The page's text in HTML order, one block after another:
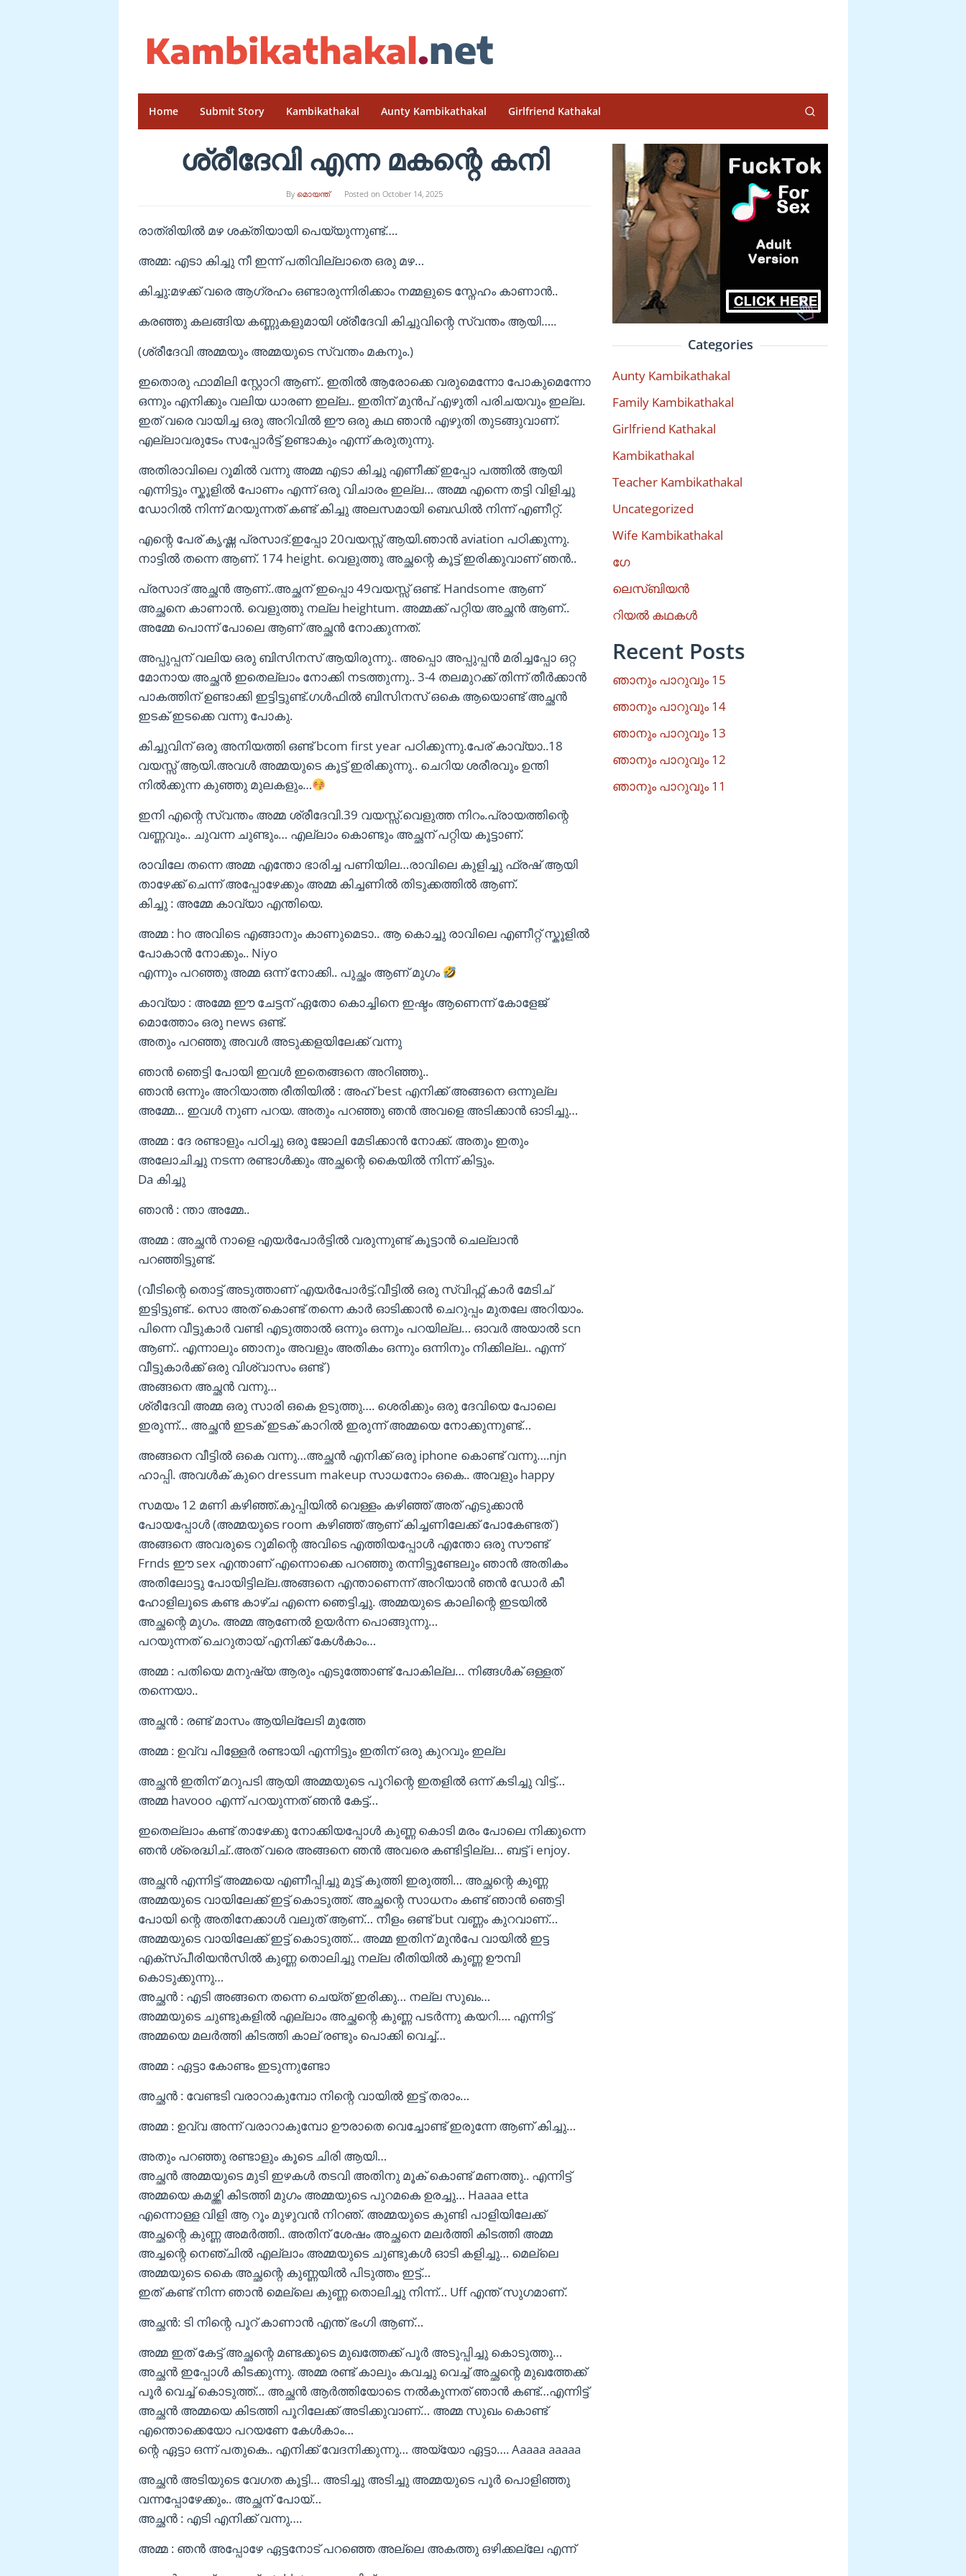
content
Home Submit Story Kambikathakal Aunty Kambikathakal Girlfriend Kathakal
ശ്രീദേവി എന്ന മകന്റെ കനി
By മൊയന്ത്‌ Posted on October 14, 2025
രാത്രിയിൽ മഴ ശക്തിയായി പെയ്യുന്നുണ്ട്….
അമ്മ: എടാ കിച്ചു നീ ഇന്ന് പതിവില്ലാതെ ഒരു മഴ…
കിച്ചു:മഴക്ക് വരെ ആഗ്രഹം ഒണ്ടാരുന്നിരിക്കാം നമ്മളുടെ സ്നേഹം കാണാൻ..
കരഞ്ഞു കലങ്ങിയ കണ്ണുകളുമായി ശ്രീദേവി കിച്ചുവിന്റെ സ്വന്തം ആയി…..
(ശ്രീദേവി അമ്മയും അമ്മയുടെ സ്വന്തം മകനും.)
ഇതൊരു ഫാമിലി സ്റ്റോറി ആണ്.. ഇതിൽ ആരോക്കെ വരുമെന്നോ പോകുമെന്നോ
ഒന്നും എനിക്കും വലിയ ധാരണ ഇല്ല.. ഇതിന് മുൻപ് എഴുതി പരിചയവും ഇല്ല.
ഇത് വരെ വായിച്ച ഒരു അറിവിൽ ഈ ഒരു കഥ ഞാൻ എഴുതി തുടങ്ങുവാണ്.
എല്ലാവരുടേം സപ്പോർട്ട് ഉണ്ടാകും എന്ന് കരുതുന്നു.
അതിരാവിലെ റൂമിൽ വന്നു അമ്മ എടാ കിച്ചു എണീക്ക് ഇപ്പോ പത്തിൽ ആയി
എന്നിട്ടും സ്കൂളിൽ പോണം എന്ന് ഒരു വിചാരം ഇല്ല… അമ്മ എന്നെ തട്ടി വിളിച്ചു
ഡോറിൽ നിന്ന് മറയുന്നത് കണ്ട് കിച്ചു അലസമായി ബെഡിൽ നിന്ന് എണീറ്റ്.
എന്റെ പേര് കൃഷ്ണ പ്രസാദ്.ഇപ്പോ 20വയസ്സ് ആയി.ഞാൻ aviation പഠിക്കുന്നു.
നാട്ടിൽ തന്നെ ആണ്. 174 height. വെളുത്തു അച്ഛന്റെ കൂട്ട് ഇരിക്കുവാണ് ഞൻ..
പ്രസാദ്‌ അച്ഛൻ ആണ്..അച്ഛന് ഇപ്പൊ 49വയസ്സ് ഒണ്ട്. Handsome ആണ്
അച്ഛനെ കാണാൻ. വെളുത്തു നല്ല heightum. അമ്മക്ക് പറ്റിയ അച്ഛൻ ആണ്..
അമ്മേ പൊന്ന് പോലെ ആണ് അച്ഛൻ നോക്കുന്നത്.
അപ്പുപ്പന് വലിയ ഒരു ബിസിനസ് ആയിരുന്നു.. അപ്പൊ അപ്പുപ്പൻ മരിച്ചപ്പോ ഒറ്റ
മോനായ അച്ഛൻ ഇതെല്ലാം നോക്കി നടത്തുന്നു.. 3-4 തലമുറക്ക് തിന്ന് തീർക്കാൻ
പാകത്തിന് ഉണ്ടാക്കി ഇട്ടിട്ടുണ്ട്.ഗൾഫിൽ ബിസിനസ് ഒകെ ആയൊണ്ട് അച്ഛൻ
ഇടക് ഇടക്കെ വന്നു പോകു.
കിച്ചുവിന് ഒരു അനിയത്തി ഒണ്ട് bcom first year പഠിക്കുന്നു.പേര് കാവ്യാ..18
വയസ്സ് ആയി.അവൾ അമ്മയുടെ കൂട്ട് ഇരിക്കുന്നു.. ചെറിയ ശരീരവും ഉന്തി
നിൽക്കുന്ന കുഞ്ഞു മുലകളും…
ഇനി എന്റെ സ്വന്തം അമ്മ ശ്രീദേവി.39 വയസ്സ്.വെളുത്ത നിറം.പ്രായത്തിന്റെ
വണ്ണവും.. ചുവന്ന ചുണ്ടും… എല്ലാം കൊണ്ടും അച്ഛന് പറ്റിയ കൂട്ടാണ്.
രാവിലേ തന്നെ അമ്മ എന്തോ ഭാരിച്ച പണിയില…രാവിലെ കുളിച്ചു ഫ്രഷ് ആയി
താഴേക്ക് ചെന്ന് അപ്പോഴേക്കും അമ്മ കിച്ചണിൽ തിടുക്കത്തിൽ ആണ്.
കിച്ചു : അമ്മേ കാവ്യാ എന്തിയെ.
അമ്മ : ho അവിടെ എങ്ങാനും കാണുമെടാ.. ആ കൊച്ചു രാവിലെ എണീറ്റ് സ്കൂളിൽ
പോകാൻ നോക്കും.. Niyo
എന്നും പറഞ്ഞു അമ്മ ഒന്ന് നോക്കി.. പുച്ഛം ആണ് മുഗം
കാവ്യാ : അമ്മേ ഈ ചേട്ടന് ഏതോ കൊച്ചിനെ ഇഷ്ടം ആണെന്ന് കോളേജ്
മൊത്തോം ഒരു news ഒണ്ട്.
അതും പറഞ്ഞു അവൾ അടുക്കളയിലേക്ക് വന്നു
ഞാൻ ഞെട്ടി പോയി ഇവൾ ഇതെങ്ങനെ അറിഞ്ഞു..
ഞാൻ ഒന്നും അറിയാത്ത രീതിയിൽ : അഹ് best എനിക്ക് അങ്ങനെ ഒന്നുല്ല
അമ്മേ… ഇവൾ നുണ പറയ. അതും പറഞ്ഞു ഞൻ അവളെ അടിക്കാൻ ഓടിച്ചു…
അമ്മ : ദേ രണ്ടാളും പഠിച്ചു ഒരു ജോലി മേടിക്കാൻ നോക്ക്. അതും ഇതും
അലോചിച്ചു നടന്ന രണ്ടാൾക്കും അച്ഛന്റെ കൈയിൽ നിന്ന് കിട്ടും.
Da കിച്ചു
ഞാൻ : ന്താ അമ്മേ..
അമ്മ : അച്ഛൻ നാളെ എയർപോർട്ടിൽ വരുന്നുണ്ട് കൂട്ടാൻ ചെല്ലാൻ
പറഞ്ഞിട്ടുണ്ട്.
(വീടിന്റെ തൊട്ട് അടുത്താണ് എയർപോർട്ട്.വീട്ടിൽ ഒരു സ്വിഫ്റ്റ് കാർ മേടിച്
ഇട്ടിട്ടുണ്ട്.. സൊ അത് കൊണ്ട് തന്നെ കാർ ഓടിക്കാൻ ചെറുപ്പം മുതലേ അറിയാം.
പിന്നെ വീട്ടുകാർ വണ്ടി എടുത്താൽ ഒന്നും ഒന്നും പറയില്ല… ഓവർ അയാൽ scn
ആണ്.. എന്നാലും ഞാനും അവളും അതികം ഒന്നും ഒന്നിനും നിക്കില്ല.. എന്ന്
വീട്ടുകാർക്ക് ഒരു വിശ്വാസം ഒണ്ട് )
അങ്ങനെ അച്ഛൻ വന്നു…
ശ്രീദേവി അമ്മ ഒരു സാരി ഒകെ ഉടുത്തു…. ശെരിക്കും ഒരു ദേവിയെ പോലെ
ഇരുന്ന്… അച്ഛൻ ഇടക് ഇടക് കാറിൽ ഇരുന്ന് അമ്മയെ നോക്കുന്നുണ്ട്…
അങ്ങനെ വീട്ടിൽ ഒകെ വന്നു…അച്ഛൻ എനിക്ക് ഒരു iphone കൊണ്ട് വന്നു….njn
ഹാപ്പി. അവൾക് കുറെ dressum makeup സാധനോം ഒകെ.. അവളും happy
സമയം 12 മണി കഴിഞ്ഞ്.കുപ്പിയിൽ വെള്ളം കഴിഞ്ഞ് അത് എടുക്കാൻ
പോയപ്പോൾ (അമ്മയുടെ room കഴിഞ്ഞ് ആണ് കിച്ചണിലേക്ക് പോകേണ്ടത് )
അങ്ങനെ അവരുടെ റൂമിന്റെ അവിടെ എത്തിയപ്പോൾ എന്തോ ഒരു സൗണ്ട്
Frnds ഈ sex എന്താണ് എന്നൊക്കെ പറഞ്ഞു തന്നിട്ടുണ്ടേലും ഞാൻ അതികം
അതിലോട്ടു പോയിട്ടില്ല.അങ്ങനെ എന്താണെന്ന് അറിയാൻ ഞൻ ഡോർ കീ
ഹോളിലൂടെ കണ്ട കാഴ്ച എന്നെ ഞെട്ടിച്ചു. അമ്മയുടെ കാലിന്റെ ഇടയിൽ
അച്ഛന്റെ മുഗം. അമ്മ ആണേൽ ഉയർന്ന പൊങ്ങുന്നു…
പറയുന്നത് ചെറുതായ് എനിക്ക് കേൾകാം…
അമ്മ : പതിയെ മനുഷ്യ ആരും എടുത്തോണ്ട് പോകില്ല… നിങ്ങൾക് ഒള്ളത്
തന്നെയാ..
അച്ഛൻ : രണ്ട് മാസം ആയില്ലേടി മുത്തേ
അമ്മ : ഉവ്വ പിള്ളേർ രണ്ടായി എന്നിട്ടും ഇതിന് ഒരു കുറവും ഇല്ല
അച്ഛൻ ഇതിന് മറുപടി ആയി അമ്മയുടെ പൂറിന്റെ ഇതളിൽ ഒന്ന് കടിച്ചു വിട്ട്…
അമ്മ havooo എന്ന് പറയുന്നത് ഞൻ കേട്ട്…
ഇതെല്ലാം കണ്ട് താഴേക്കു നോക്കിയപ്പോൾ കുണ്ണ കൊടി മരം പോലെ നിക്കുന്നെ
ഞൻ ശ്രെദ്ധിച്..അത് വരെ അങ്ങനെ ഞൻ അവരെ കണ്ടിട്ടില്ല… ബട്ട്‌ i enjoy.
അച്ഛൻ എന്നിട്ട് അമ്മയെ എണീപ്പിച്ചു മുട്ട് കുത്തി ഇരുത്തി… അച്ഛന്റെ കുണ്ണ
അമ്മയുടെ വായിലേക്ക് ഇട്ട് കൊടുത്ത്. അച്ഛന്റെ സാധനം കണ്ട് ഞാൻ ഞെട്ടി
പോയി ന്റെ അതിനേക്കാൾ വലുത് ആണ്… നീളം ഒണ്ട് but വണ്ണം കുറവാണ്…
അമ്മയുടെ വായിലേക്ക് ഇട്ട് കൊടുത്ത്… അമ്മ ഇതിന് മുൻപേ വായിൽ ഇട്ട
എക്സ്പീരിയൻസിൽ കുണ്ണ തൊലിച്ചു നല്ല രീതിയിൽ കുണ്ണ ഊമ്പി
കൊടുക്കുന്നു…
അച്ഛൻ : എടി അങ്ങനെ തന്നെ ചെയ്ത് ഇരിക്കു… നല്ല സുഖം…
അമ്മയുടെ ചുണ്ടുകളിൽ എല്ലാം അച്ഛന്റെ കുണ്ണ പടർന്നു കയറി…. എന്നിട്ട്
അമ്മയെ മലർത്തി കിടത്തി കാല് രണ്ടും പൊക്കി വെച്ച്…
അമ്മ : ഏട്ടാ കോണ്ടം ഇടുന്നുണ്ടോ
അച്ഛൻ : വേണ്ടടി വരാറാകുമ്പോ നിന്റെ വായിൽ ഇട്ട് തരാം…
അമ്മ : ഉവ്വ അന്ന് വരാറാകുമ്പോ ഊരാതെ വെച്ചോണ്ട് ഇരുന്നേ ആണ് കിച്ചു…
അതും പറഞ്ഞു രണ്ടാളും കൂടെ ചിരി ആയി…
അച്ഛൻ അമ്മയുടെ മുടി ഇഴകൾ തടവി അതിനു മൂക് കൊണ്ട് മണത്തു.. എന്നിട്ട്
അമ്മയെ കമഴ്ത്തി കിടത്തി മുഗം അമ്മയുടെ പുറമകെ ഉരച്ചു… Haaaa etta
എന്നൊള്ള വിളി ആ റൂം മുഴുവൻ നിറഞ്. അമ്മയുടെ കുണ്ടി പാളിയിലേക്ക്
അച്ഛന്റെ കുണ്ണ അമർത്തി.. അതിന് ശേഷം അച്ഛനെ മലർത്തി കിടത്തി അമ്മ
അച്ചന്റെ നെഞ്ചിൽ എല്ലാം അമ്മയുടെ ചുണ്ടുകൾ ഓടി കളിച്ചു… മെല്ലെ
അമ്മയുടെ കൈ അച്ഛന്റെ കുണ്ണയിൽ പിടുത്തം ഇട്ട്…
ഇത് കണ്ട് നിന്ന ഞാൻ മെല്ലെ കുണ്ണ തൊലിച്ചു നിന്ന്… Uff എന്ത് സുഗമാണ്.
അച്ഛൻ: ടി നിന്റെ പൂറ് കാണാൻ എന്ത് ഭംഗി ആണ്…
അമ്മ ഇത് കേട്ട് അച്ഛന്റെ മണ്ടക്കൂടെ മുഖത്തേക്ക് പൂർ അടുപ്പിച്ചു കൊടുത്തു…
അച്ഛൻ ഇപ്പോൾ കിടക്കുന്നു. അമ്മ രണ്ട് കാലും കവച്ചു വെച്ച് അച്ഛന്റെ മുഖത്തേക്ക്
പൂർ വെച്ച് കൊടുത്ത്… അച്ഛൻ ആർത്തിയോടെ നൽകുന്നത് ഞാൻ കണ്ട്…എന്നിട്ട്
അച്ഛൻ അമ്മയെ കിടത്തി പൂറിലേക്ക് അടിക്കുവാണ്… അമ്മ സുഖം കൊണ്ട്
എന്തൊക്കെയോ പറയണേ കേൾകാം…
ന്റെ ഏട്ടാ ഒന്ന് പതുകെ.. എനിക്ക് വേദനിക്കുന്നു… അയ്യോ ഏട്ടാ…. Aaaaa aaaaa
അച്ഛൻ അടിയുടെ വേഗത കൂട്ടി… അടിച്ചു അടിച്ചു അമ്മയുടെ പൂർ പൊളിഞ്ഞു
വന്നപ്പോഴേക്കും.. അച്ഛന് പോയ്‌…
അച്ഛൻ : എടി എനിക്ക് വന്നു….
അമ്മ : ഞൻ അപ്പോഴേ ഏട്ടനോട് പറഞ്ഞെ അല്ലെ അകത്തു ഒഴിക്കല്ലേ എന്ന്
Categories
Aunty Kambikathakal
Family Kambikathakal
Girlfriend Kathakal
Kambikathakal
Teacher Kambikathakal
Uncategorized
Wife Kambikathakal
ഗേ
ലെസ്ബിയൻ
റിയൽ കഥകൾ
Recent Posts
ഞാനും പാറുവും 15
ഞാനും പാറുവും 14
ഞാനും പാറുവും 13
ഞാനും പാറുവും 12
ഞാനും പാറുവും 11